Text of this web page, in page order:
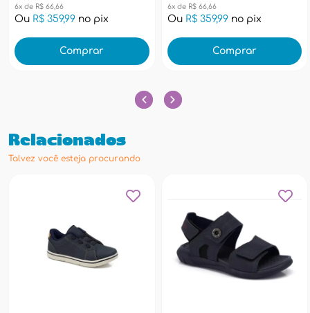
6x de R$ 66,66
Ou R$ 359,99 no pix
Comprar
6x de R$ 66,66
Ou R$ 359,99no pix
Comprar
Relacionados
Talvez você esteja procurando